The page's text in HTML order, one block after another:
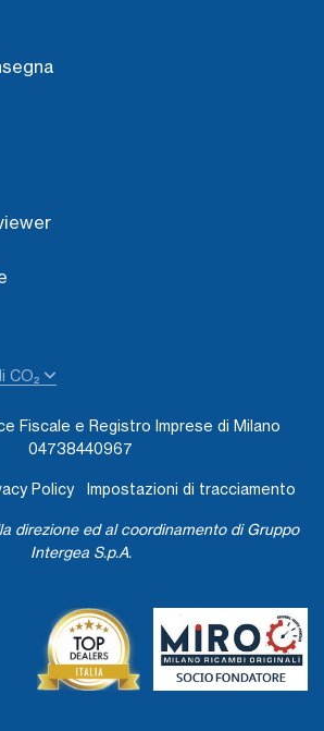
CO₂
Fiscale e Registro Imprese di Milano
04738440967
Policy Impostazioni di tracciamento
direzione ed al coordinamento di Gruppo
Intergea S.p.A.